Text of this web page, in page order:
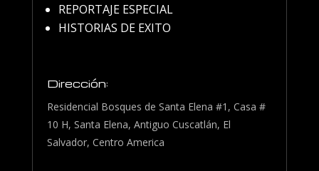
REPORTAJE ESPECIAL
HISTORIAS DE EXITO
Dirección:
Residencial Bosques de Santa Elena #1, Casa #
10 H, Santa Elena, Antiguo Cuscatlán, El
Salvador, Centro America